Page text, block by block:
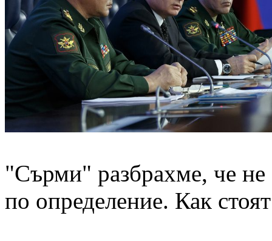
"Сърми" разбрахме, че
по определение. Как